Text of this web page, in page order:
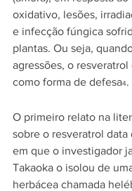
oxidativo, lesões,
e infecção fúngica
plantas. Ou seja,
agressões, o
como forma de defesa4.
O primeiro relato na
sobre o resveratrol data
em que o investigador
Takaoka o isolou de
herbácea chamada